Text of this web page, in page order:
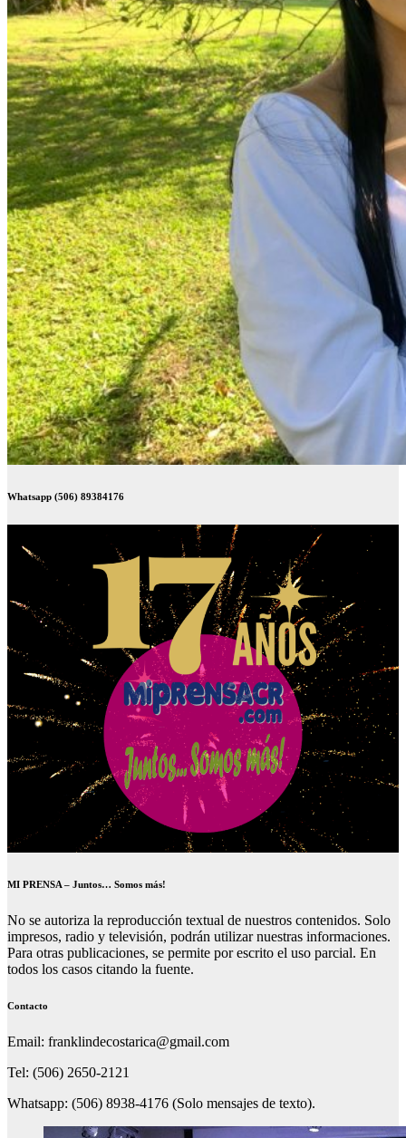
Whatsapp (506) 89384176
MI PRENSA – Juntos… Somos más!
No se autoriza la reproducción textual de nuestros contenidos. Solo
impresos, radio y televisión, podrán utilizar nuestras informaciones.
Para otras publicaciones, se permite por escrito el uso parcial. En
todos los casos citando la fuente.
Contacto
Email: franklindecostarica@gmail.com
Tel: (506) 2650-2121
Whatsapp: (506) 8938-4176 (Solo mensajes de texto).